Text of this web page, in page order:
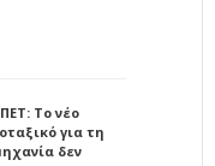
Το νέο
για τη
δεν